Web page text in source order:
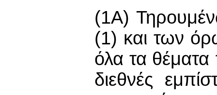
(1Α)
(1) και των
όλα τα
διεθνές